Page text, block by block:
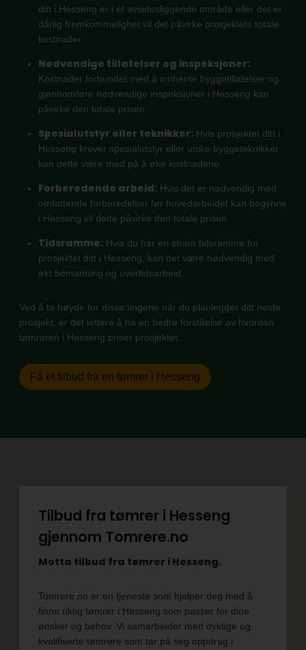
ditt i Hesseng er i et avsidesliggende område eller det er
dårlig fremkommelighet vil det påvirke prosjektets totale
kostnader.
Nødvendige tillatelser og inspeksjoner:
Kostnader forbundet med å innhente byggetillatelser og
gjennomføre nødvendige inspeksjoner i Hesseng kan
påvirke den totale prisen.
Spesialutstyr eller teknikker: Hvis prosjektet ditt i
Hesseng krever spesialutstyr eller unike byggeteknikker
kan dette være med på å øke kostnadene.
Forberedende arbeid: Hvis det er nødvendig med
omfattende forberedelser før hovedarbeidet kan begynne
i Hesseng vil dette påvirke den totale prisen.
Tidsramme: Hvis du har en stram tidsramme for
prosjektet ditt i Hesseng, kan det være nødvendig med
økt bemanning og overtidsarbeid.
Ved å ta høyde for disse tingene når du planlegger ditt neste
prosjekt, er det lettere å ha en bedre forståelse av hvordan
tømreren i Hesseng priser prosjektet..
Få et tilbud fra en tømrer i Hesseng
Tilbud fra tømrer i Hesseng
gjennom Tomrere.no
Motta tilbud fra tømrer i Hesseng.
Tomrere.no er en tjeneste som hjelper deg med å
finne riktig tømrer i Hesseng som passer for dine
ønsker og behov. Vi samarbeider med dyktige og
kvalifiserte tømrere som tar på seg oppdrag i